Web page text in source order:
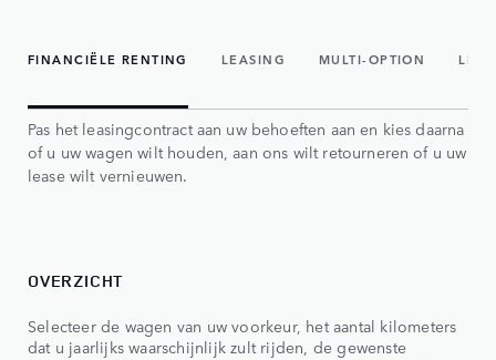
FINANCIËLE RENTING LEASING MULTI-OPTION
Pas het leasingcontract aan uw behoeften aan en kies daarna
of u uw wagen wilt houden, aan ons wilt retourneren of u uw
lease wilt vernieuwen.
OVERZICHT
Selecteer de wagen van uw voorkeur, het aantal kilometers
dat u jaarlijks waarschijnlijk zult rijden, de gewenste